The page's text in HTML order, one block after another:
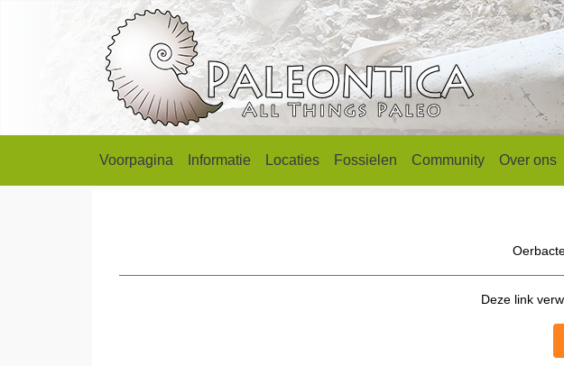
Voorpagina Informatie Locaties Fossielen Community Over ons
Deze link